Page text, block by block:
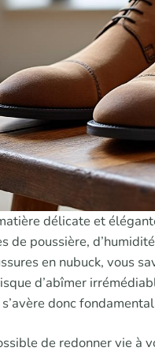
délicate et
de poussière,
en nubuck, vous
d’abîmer
donc
de redonner vie à